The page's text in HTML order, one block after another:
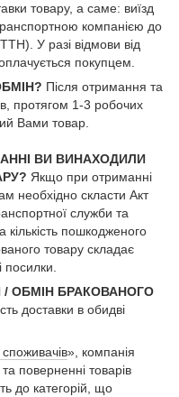
товару, а саме: виїзд
компанією до
У разі відмови від
покупцем.
Після отримання та
протягом 1-3 робочих
Вами товар.
ВИ ВИНАХОДИЛИ
Якщо при отриманні
необхідно скласти Акт
служби та
пошкодженого
товару складає
посилки.
ОБМІН БРАКОВАНОГО
доставки в обидві
», компанія
поверненні товарів
до категорій, що